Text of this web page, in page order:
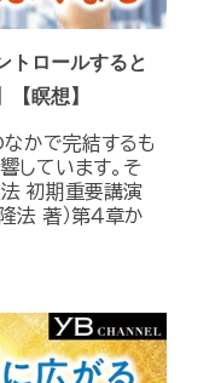
トロールすると
瞑想】
なかで完結するも
しています。そ
初期重要講演
法 著）第４章か